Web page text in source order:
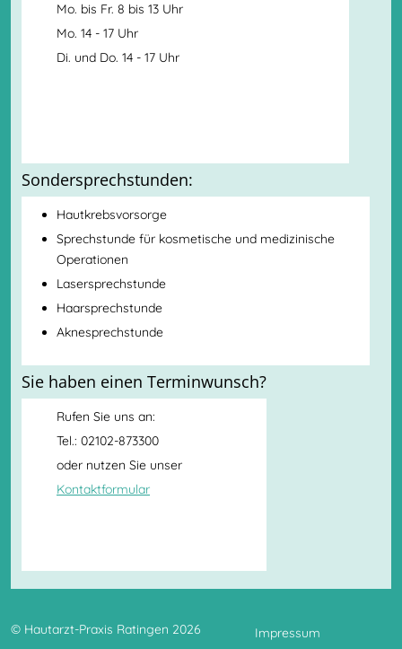
Mo. bis Fr. 8 bis 13 Uhr
Mo. 14 - 17 Uhr
Di. und Do. 14 - 17 Uhr
Sondersprechstunden:
Hautkrebsvorsorge
Sprechstunde für kosmetische und medizinische
Operationen
Lasersprechstunde
Haarsprechstunde
Aknesprechstunde
Sie haben einen Terminwunsch?
Rufen Sie uns an:
Tel.: 02102-873300
oder nutzen Sie unser
Kontaktformular
Impressum
© Hautarzt-Praxis Ratingen 2026